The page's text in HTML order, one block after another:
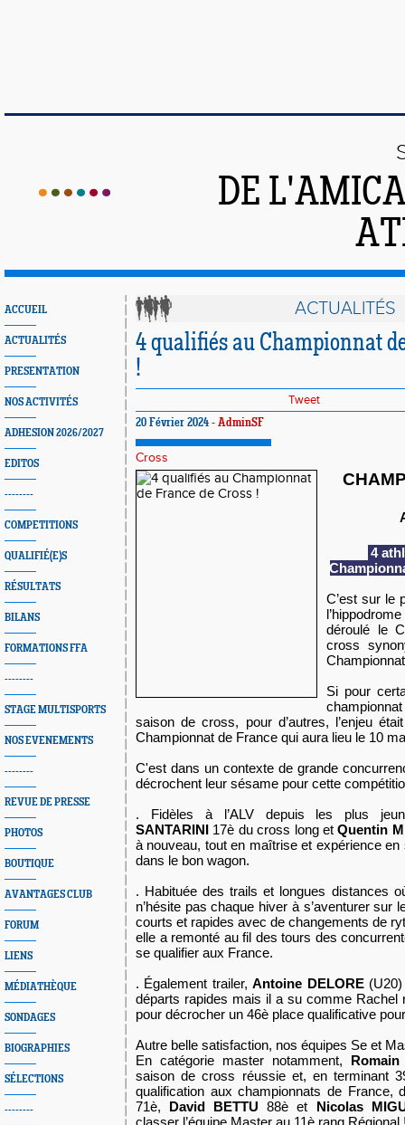
DE
ACCUEIL
ACTUALITÉS
PRESENTATION
NOS ACTIVITÉS
ADHESION 2026/2027
EDITOS
--------
COMPETITIONS
QUALIFIÉ(E)S
RÉSULTATS
BILANS
FORMATIONS FFA
--------
STAGE MULTISPORTS
NOS EVENEMENTS
--------
REVUE DE PRESSE
PHOTOS
BOUTIQUE
AVANTAGES CLUB
FORUM
LIENS
MÉDIATHÈQUE
SONDAGES
BIOGRAPHIES
SÉLECTIONS
--------
ACTUALITÉS
4 qualifiés au Championnat
!
Tweet
20 Février 2024 - AdminSF
Cross
4
C’est sur le
déroulé le
cross
Si pour
saison de cross, pour d’autres, l’enjeu
Championnat de France qui aura lieu le 10
C'est dans un contexte de grande
décrochent leur sésame pour cette
. Fidèles à l’ALV depuis les plus
SANTARINI 17è du cross long etQuentin
à nouveau, tout en maîtrise et expérience en
dans le bon wagon.
. Habituée des trails et longues distances
n’hésite pas chaque hiver à s’aventurer sur
courts et rapides avec de changements de
elle a remonté au fil des tours des
se qualifier aux France.
. Également trailer,Antoine DELORE
départs rapides mais il a su comme Rachel
pour décrocher un 46è place qualificative
Autre belle satisfaction, nos équipes Se et
En catégorie master notamment,
saison de cross réussie et, en terminant
qualification aux championnats de
71è, David BETTU 88è et Nicolas
classer l’équipe Master au 11è rang